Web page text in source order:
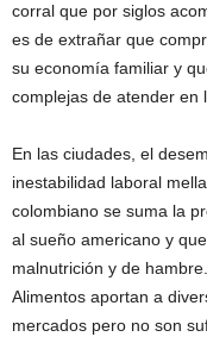
corral que por siglos
es de extrañar que
su economía familiar y
complejas de atender en
En las ciudades, el
inestabilidad laboral
colombiano se suma la
al sueño americano y
malnutrición y de
Alimentos aportan a
mercados pero no son